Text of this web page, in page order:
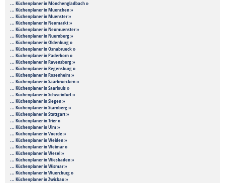
... Küchenplaner in Mönchengladbach »
... Küchenplaner in Muenchen »
... Küchenplaner in Muenster »
... Küchenplaner in Neumarkt »
... Küchenplaner in Neumuenster »
... Küchenplaner in Nuernberg »
... Küchenplaner in Oldenburg »
... Küchenplaner in Osnabrueck »
... Küchenplaner in Paderborn »
... Küchenplaner in Ravensburg »
... Küchenplaner in Regensburg »
... Küchenplaner in Rosenheim »
... Küchenplaner in Saarbruecken »
... Küchenplaner in Saarlouis »
... Küchenplaner in Schweinfurt »
... Küchenplaner in Siegen »
... Küchenplaner in Starnberg »
... Küchenplaner in Stuttgart »
... Küchenplaner in Trier »
... Küchenplaner in Ulm »
... Küchenplaner in Voerde »
... Küchenplaner in Weiden »
... Küchenplaner in Weimar »
... Küchenplaner in Wesel »
... Küchenplaner in Wiesbaden »
... Küchenplaner in Wismar »
... Küchenplaner in Wuerzburg »
... Küchenplaner in Zwickau »